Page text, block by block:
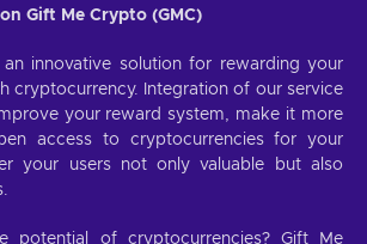
Gift Me Crypto (GMC)
innovative solution for rewarding your
cryptocurrency. Integration of our service
your reward system, make it more
access to cryptocurrencies for your
your users not only valuable but also
potential of cryptocurrencies? Gift Me